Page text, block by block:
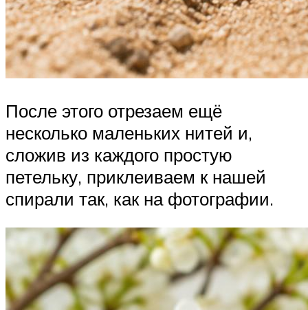
После этого отрезаем ещё
несколько маленьких нитей и,
сложив из каждого простую
петельку, приклеиваем к нашей
спирали так, как на фотографии.